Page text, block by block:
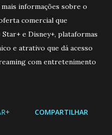
informações sobre o
comercial que
e Disney+, plataformas
e atrativo que dá acesso
com entretenimento
COMPARTILHAR